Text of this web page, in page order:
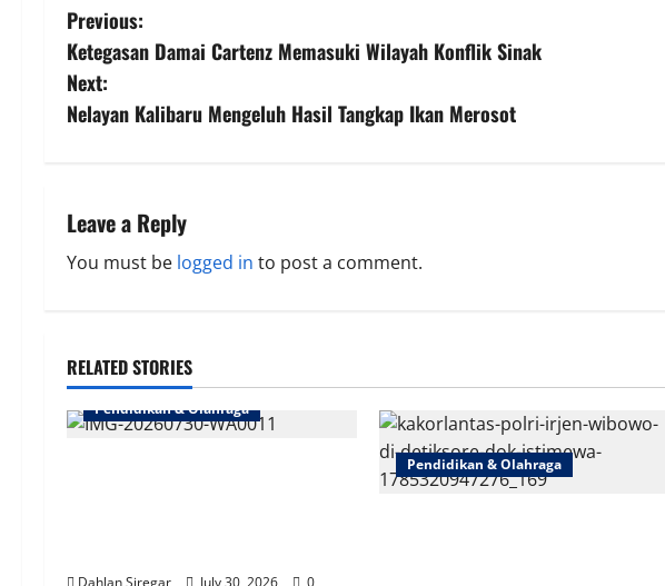
P
o
s
n
a
i
g
Previous:
Ketegasan Damai Cartenz Memasuki Wilayah Konflik Sinak
Next:
Nelayan Kalibaru Mengeluh Hasil Tangkap Ikan Merosot
Leave a Reply
You must be logged in to post a comment.
RELATED STORIES
Pendidikan & Olahraga
Pendidikan & Olahraga